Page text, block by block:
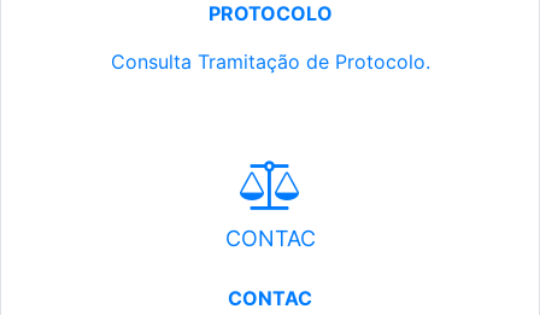
PROTOCOLO
Consulta Tramitação de Protocolo.
CONTAC
CONTAC